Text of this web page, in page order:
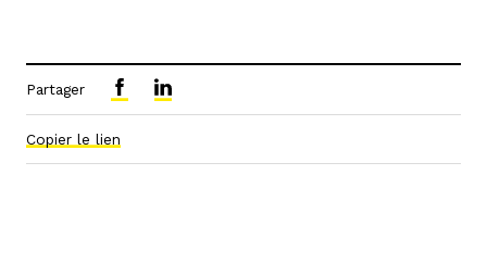
Partager
Copier le lien